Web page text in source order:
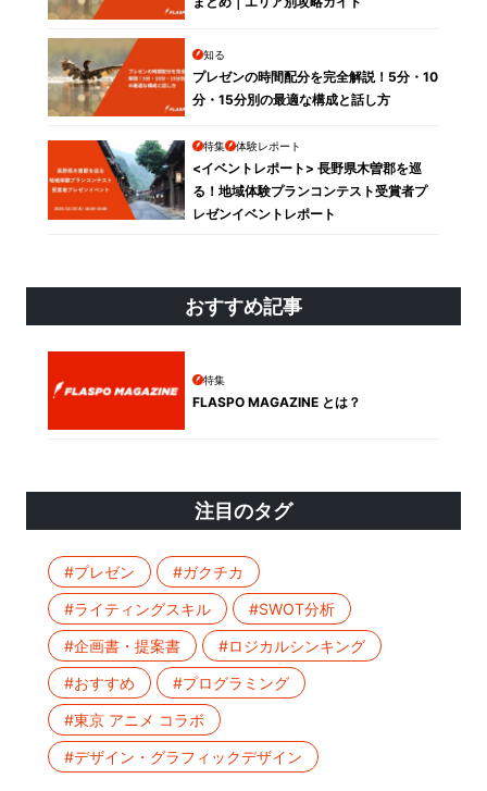
知る
プレゼンの時間配分を完全解説！5分・10
分・15分別の最適な構成と話し方
特集 体験レポート
<イベントレポート> 長野県木曽郡を巡
る！地域体験プランコンテスト受賞者プ
レゼンイベントレポート
おすすめ記事
特集
FLASPO MAGAZINE とは？
注目のタグ
#プレゼン
#ガクチカ
#ライティングスキル
#SWOT分析
#企画書・提案書
#ロジカルシンキング
#おすすめ
#プログラミング
#東京 アニメ コラボ
#デザイン・グラフィックデザイン